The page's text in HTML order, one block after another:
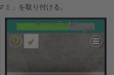
」を取り付ける。